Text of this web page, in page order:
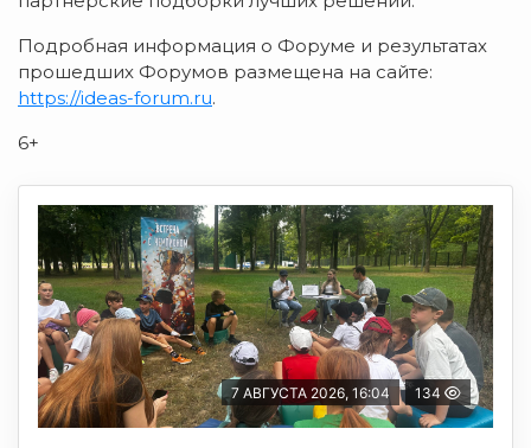
Подробная информация о Форуме и результатах
прошедших Форумов размещена на сайте:
https://ideas-forum.ru.
6+
7 АВГУСТА 2026, 16:04 134